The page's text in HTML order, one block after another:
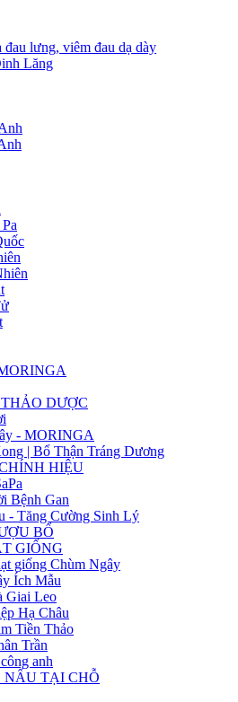
đau lưng, viêm đau dạ dày
Lăng
DƯỢC
- MORINGA
| Bổ Thận Tráng Dương
HIỆU
Bệnh Gan
- Tăng Cường Sinh Lý
BỔ
GIỐNG
giống Chùm Ngây
Ích Mẫu
Giai Leo
Hạ Châu
Tiền Thảo
Trần
anh
NẤU TẠI CHỖ